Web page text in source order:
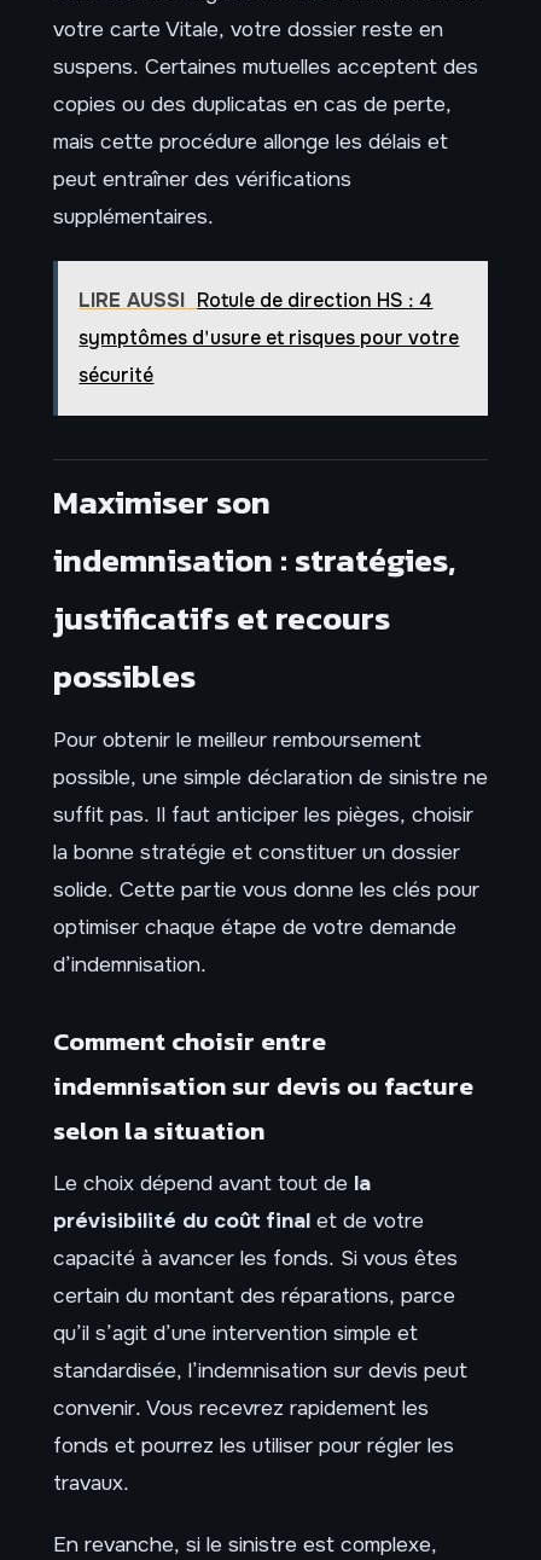
votre carte Vitale, votre dossier reste en
suspens. Certaines mutuelles acceptent des
copies ou des duplicatas en cas de perte,
mais cette procédure allonge les délais et
peut entraîner des vérifications
supplémentaires.
LIRE AUSSI Rotule de direction HS : 4
symptômes d'usure et risques pour votre
sécurité
Maximiser son
indemnisation : stratégies,
justificatifs et recours
possibles
Pour obtenir le meilleur remboursement
possible, une simple déclaration de sinistre ne
suffit pas. Il faut anticiper les pièges, choisir
la bonne stratégie et constituer un dossier
solide. Cette partie vous donne les clés pour
optimiser chaque étape de votre demande
d’indemnisation.
Comment choisir entre
indemnisation sur devis ou facture
selon la situation
Le choix dépend avant tout de la
prévisibilité du coût final et de votre
capacité à avancer les fonds. Si vous êtes
certain du montant des réparations, parce
qu’il s’agit d’une intervention simple et
standardisée, l’indemnisation sur devis peut
convenir. Vous recevrez rapidement les
fonds et pourrez les utiliser pour régler les
travaux.
En revanche, si le sinistre est complexe,